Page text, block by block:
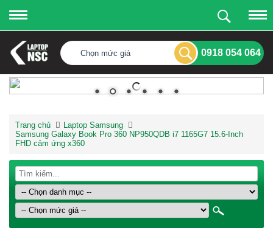
Chọn mức giá 0918 054 064